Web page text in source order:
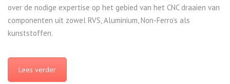
over de nodige expertise op het gebied van het CNC draaien van
componenten uit zowel RVS, Aluminium, Non-Ferro’s als
kunststoffen.
Lees verder